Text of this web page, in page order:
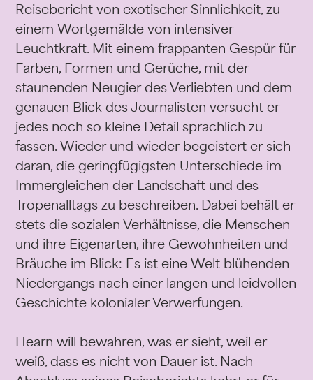
Reisebericht von exotischer Sinnlichkeit, zu
einem Wortgemälde von intensiver
Leuchtkraft. Mit einem frappanten Gespür für
Farben, Formen und Gerüche, mit der
staunenden Neugier des Verliebten und dem
genauen Blick des Journalisten versucht er
jedes noch so kleine Detail sprachlich zu
fassen. Wieder und wieder begeistert er sich
daran, die geringfügigsten Unterschiede im
Immergleichen der Landschaft und des
Tropenalltags zu beschreiben. Dabei behält er
stets die sozialen Verhältnisse, die Menschen
und ihre Eigenarten, ihre Gewohnheiten und
Bräuche im Blick: Es ist eine Welt blühenden
Niedergangs nach einer langen und leidvollen
Geschichte kolonialer Verwerfungen.
Hearn will bewahren, was er sieht, weil er
weiß, dass es nicht von Dauer ist. Nach